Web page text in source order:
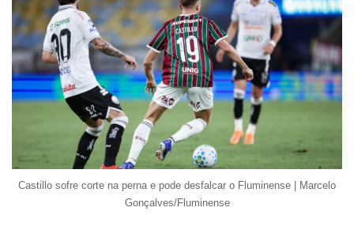
Castillo sofre corte na perna e pode desfalcar o Fluminense | Marcelo
Gonçalves/Fluminense